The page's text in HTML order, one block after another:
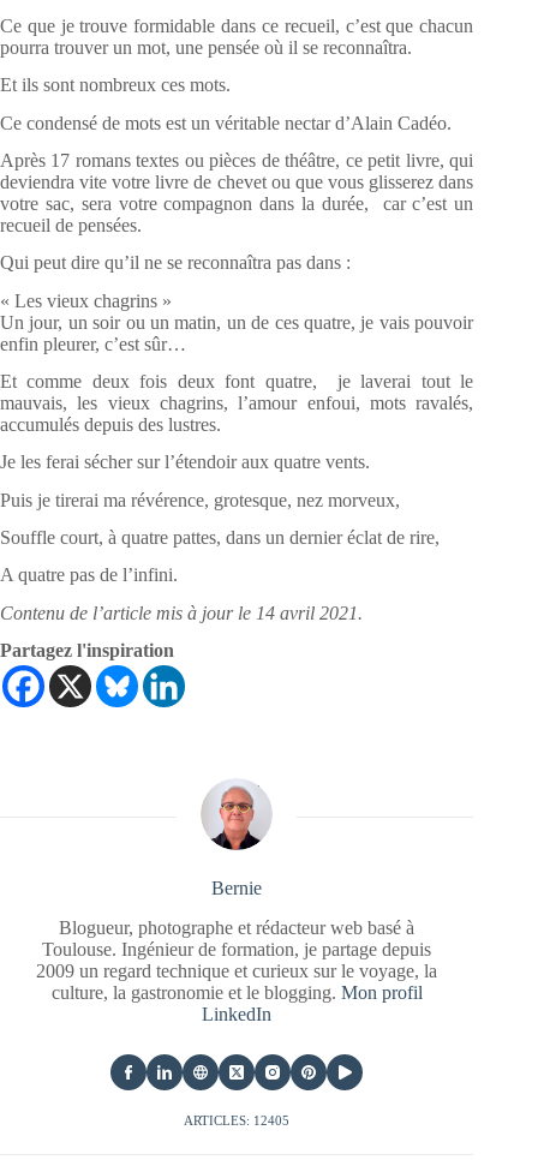
Ce que je trouve formidable dans ce recueil, c’est que chacun
pourra trouver un mot, une pensée où il se reconnaîtra.
Et ils sont nombreux ces mots.
Ce condensé de mots est un véritable nectar d’Alain Cadéo.
Après 17 romans textes ou pièces de théâtre, ce petit livre, qui
deviendra vite votre livre de chevet ou que vous glisserez dans
votre sac, sera votre compagnon dans la durée, car c’est un
recueil de pensées.
Qui peut dire qu’il ne se reconnaîtra pas dans :
« Les vieux chagrins »
Un jour, un soir ou un matin, un de ces quatre, je vais pouvoir
enfin pleurer, c’est sûr…
Et comme deux fois deux font quatre, je laverai tout le
mauvais, les vieux chagrins, l’amour enfoui, mots ravalés,
accumulés depuis des lustres.
Je les ferai sécher sur l’étendoir aux quatre vents.
Puis je tirerai ma révérence, grotesque, nez morveux,
Souffle court, à quatre pattes, dans un dernier éclat de rire,
A quatre pas de l’infini.
Contenu de l’article mis à jour le 14 avril 2021.
Partagez l'inspiration
Bernie
Blogueur, photographe et rédacteur web basé à
Toulouse. Ingénieur de formation, je partage depuis
2009 un regard technique et curieux sur le voyage, la
culture, la gastronomie et le blogging. Mon profil
LinkedIn
ARTICLES: 12405